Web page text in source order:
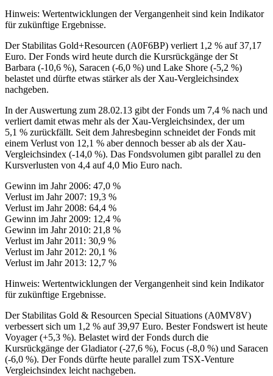
Hinweis: Wertentwicklungen der Vergangenheit sind kein Indikator
für zukünftige Ergebnisse.
Der Stabilitas Gold+Resourcen (A0F6BP) verliert 1,2 % auf 37,17
Euro. Der Fonds wird heute durch die Kursrückgänge der St
Barbara (-10,6 %), Saracen (-6,0 %) und Lake Shore (-5,2 %)
belastet und dürfte etwas stärker als der Xau-Vergleichsindex
nachgeben.
In der Auswertung zum 28.02.13 gibt der Fonds um 7,4 % nach und
verliert damit etwas mehr als der Xau-Vergleichsindex, der um
5,1 % zurückfällt. Seit dem Jahresbeginn schneidet der Fonds mit
einem Verlust von 12,1 % aber dennoch besser ab als der Xau-
Vergleichsindex (-14,0 %). Das Fondsvolumen gibt parallel zu den
Kursverlusten von 4,4 auf 4,0 Mio Euro nach.
Gewinn im Jahr 2006: 47,0 %
Verlust im Jahr 2007: 19,3 %
Verlust im Jahr 2008: 64,4 %
Gewinn im Jahr 2009: 12,4 %
Gewinn im Jahr 2010: 21,8 %
Verlust im Jahr 2011: 30,9 %
Verlust im Jahr 2012: 20,1 %
Verlust im Jahr 2013: 12,7 %
Hinweis: Wertentwicklungen der Vergangenheit sind kein Indikator
für zukünftige Ergebnisse.
Der Stabilitas Gold & Resourcen Special Situations (A0MV8V)
verbessert sich um 1,2 % auf 39,97 Euro. Bester Fondswert ist heute
Voyager (+5,3 %). Belastet wird der Fonds durch die
Kursrückgänge der Gladiator (-27,6 %), Focus (-8,0 %) und Saracen
(-6,0 %). Der Fonds dürfte heute parallel zum TSX-Venture
Vergleichsindex leicht nachgeben.